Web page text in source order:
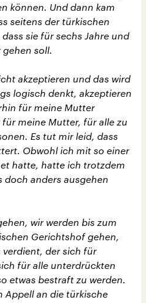
können. Und dann kam
seitens der türkischen
sie für sechs Jahre und
soll.
akzeptieren und das wird
logisch denkt, akzeptieren
für meine Mutter
meine Mutter, für alle zu
Es tut mir leid, dass
Obwohl ich mit so einer
hatte, hatte ich trotzdem
doch anders ausgehen
wir werden bis zum
Gerichtshof gehen,
verdient, der sich für
für alle unterdrückten
etwas bestraft zu werden.
Appell an die türkische